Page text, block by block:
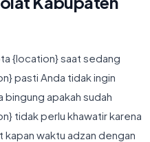
{location} saat sedang
pasti Anda tidak ingin
bingung apakah sudah
tidak perlu khawatir karena
waktu adzan dengan